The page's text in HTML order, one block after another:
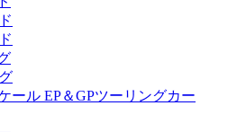
ール EP＆GPツーリングカー